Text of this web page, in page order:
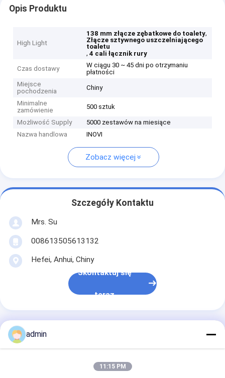
Opis Produktu
High Light
138 mm złącze zębatkowe do toalety,
Złącze sztywnego uszczelniającego
toaletu
,4 cali łącznik rury
Czas dostawy
W ciągu 30 ~ 45 dni po otrzymaniu
płatności
Miejsce
pochodzenia
Chiny
Minimalne
zamówienie
500 sztuk
Możliwość Supply
5000 zestawów na miesiące
Nazwa handlowa
INOVI
Zobacz więcej
Szczegóły Kontaktu
Mrs. Su
008613505613132
Hefei, Anhui, Chiny
Skontaktuj się
teraz
138 mm sztywny WC
admin
11:15 PM